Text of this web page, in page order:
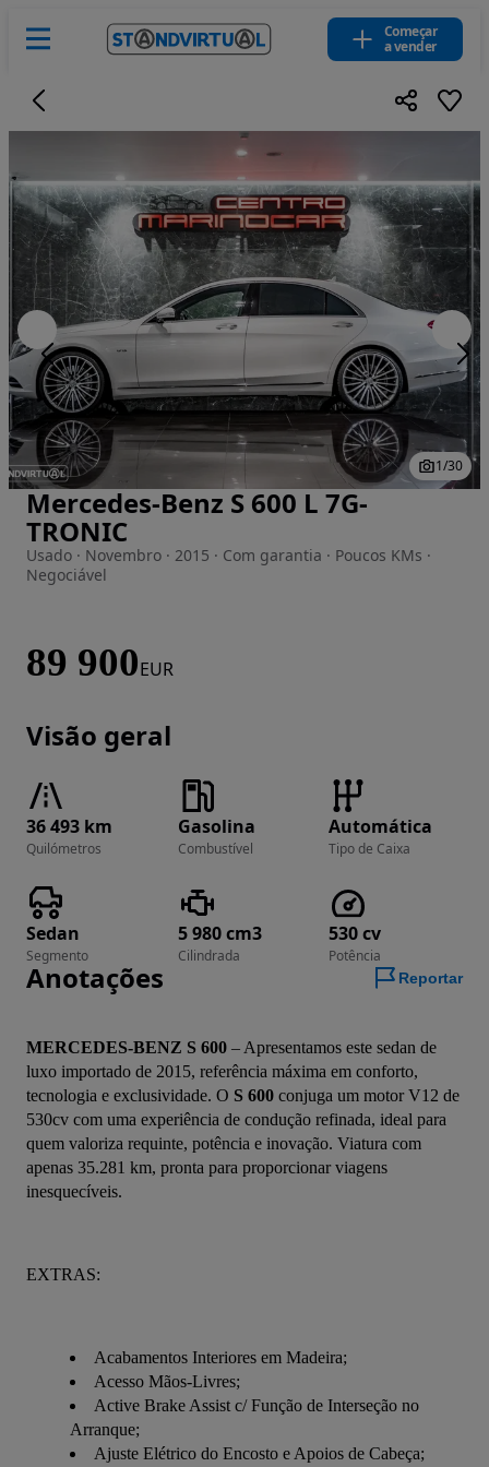
Começar
a vender
Imagem 1 de 30
1/30
Mercedes-Benz S 600 L 7G-
TRONIC
Usado · Novembro · 2015 · Com garantia · Poucos KMs ·
Negociável
89 900EUR
Visão geral
36 493 km
Quilómetros
Gasolina
Combustível
Automática
Tipo de Caixa
Sedan
Segmento
5 980 cm3
Cilindrada
530 cv
Potência
Anotações Reportar
MERCEDES-BENZ S 600 – Apresentamos este sedan de
luxo importado de 2015, referência máxima em conforto,
tecnologia e exclusividade. O S 600 conjuga um motor V12 de
530cv com uma experiência de condução refinada, ideal para
quem valoriza requinte, potência e inovação. Viatura com
apenas 35.281 km, pronta para proporcionar viagens
inesquecíveis.
EXTRAS:
Acabamentos Interiores em Madeira;
Acesso Mãos-Livres;
Active Brake Assist c/ Função de Interseção no
Arranque;
Ajuste Elétrico do Encosto e Apoios de Cabeça;